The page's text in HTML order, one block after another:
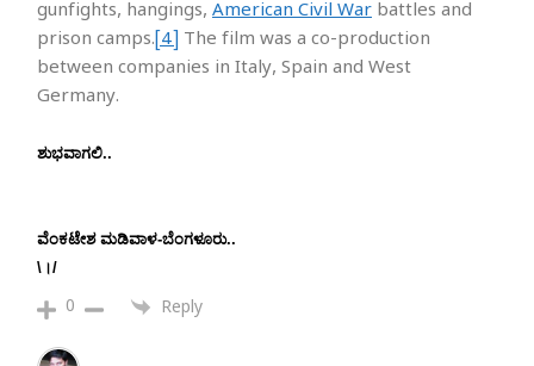
gunfights, hangings, American Civil War battles and
prison camps. [4] The film was a co-production
between companies in Italy, Spain and West
Germany.
ಶುಭವಾಗಲಿ..
ವೆಂಕಟೇಶ ಮಡಿವಾಳ-ಬೆಂಗಳೂರು..
\।/
0 Reply